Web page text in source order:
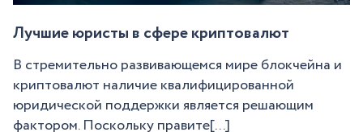
Лучшие юристы в сфере криптовалют
В стремительно развивающемся мире блокчейна и
криптовалют наличие квалифицированной
юридической поддержки является решающим
фактором. Поскольку правите[...]